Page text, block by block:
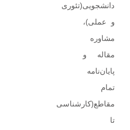
دانشجویی(تئوری
و عملی)،
مشاوره
مقاله و
پایان‌نامه
تمام
مقاطع(کارشناسی
تا